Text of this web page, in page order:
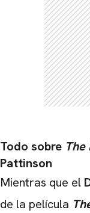
Todo sobre The
Pattinson
Mientras que el
de la película